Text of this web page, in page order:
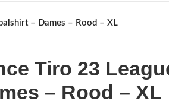
– Dames – Rood – XL
Tiro 23
– Rood – XL